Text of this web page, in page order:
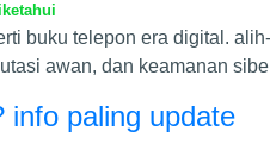
buku telepon era digital.
awan, dan keamanan sibe
info paling update